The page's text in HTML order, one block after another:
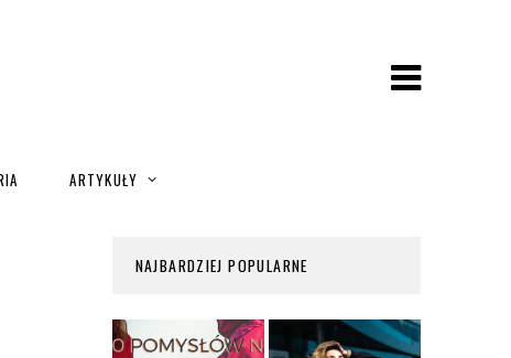
ARTYKUŁY
NAJBARDZIEJ POPULARNE